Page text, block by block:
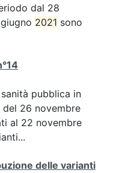
dal 28
2021 sono
pubblica in
del 26 novembre
al 22 novembre
delle varianti